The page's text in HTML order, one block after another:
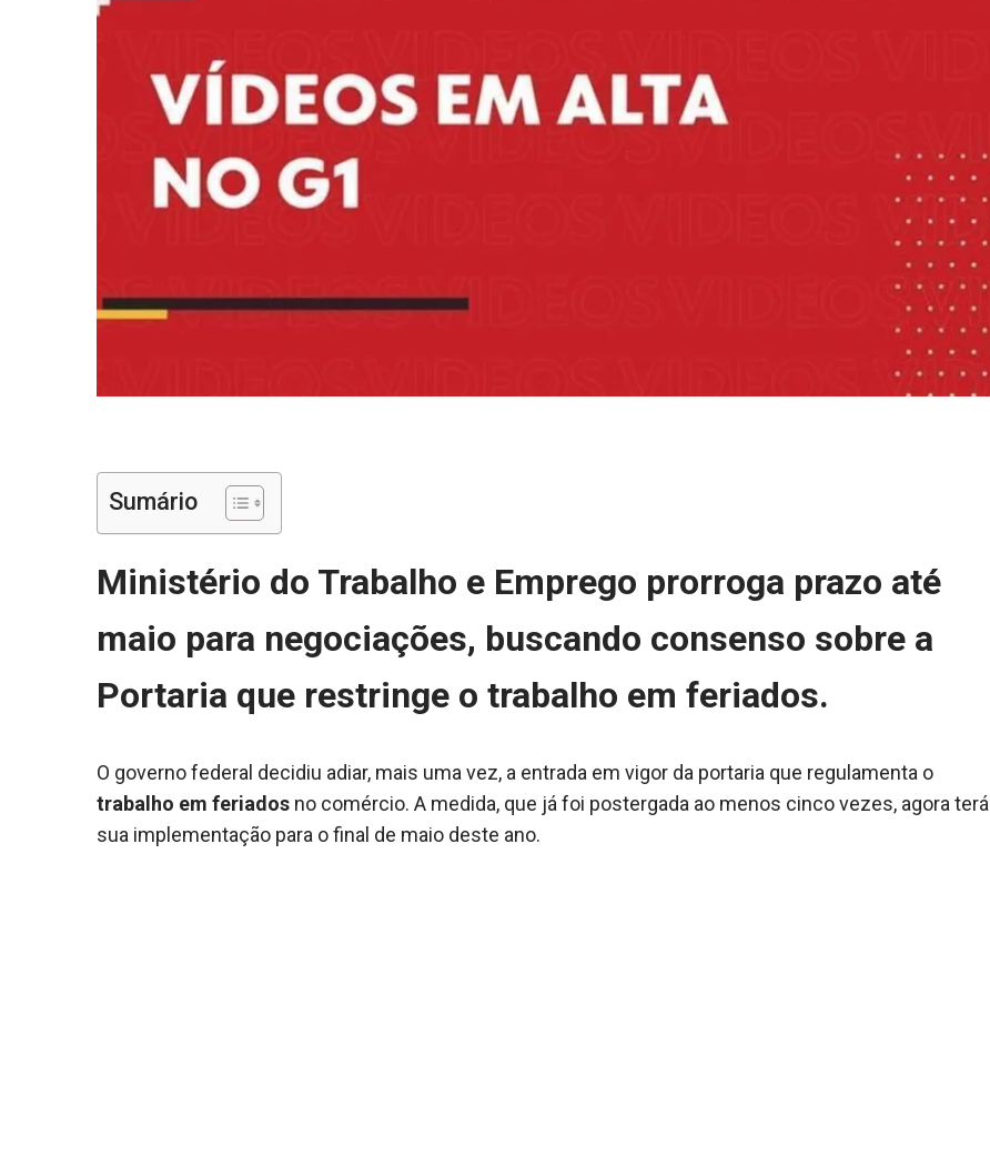
Sumário
Ministério do Trabalho e Emprego prorroga prazo até
maio para negociações, buscando consenso sobre a
Portaria que restringe o trabalho em feriados.
O governo federal decidiu adiar, mais uma vez, a entrada em vigor da portaria que regulamenta o
trabalho em feriados no comércio. A medida, que já foi postergada ao menos cinco vezes, agora terá
sua implementação para o final de maio deste ano.